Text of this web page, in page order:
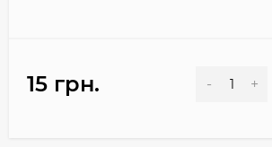
15 грн. - +